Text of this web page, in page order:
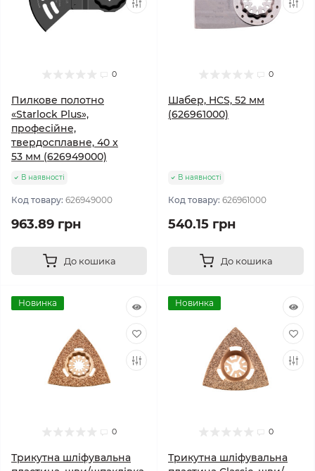
0
Пилкове полотно
«Starlock Plus»,
професійне,
твердосплавне, 40 x
53 мм (626949000)
В наявності
Код товару: 626949000
963.89 грн
До кошика
0
Шабер, HCS, 52 мм
(626961000)
В наявності
Код товару: 626961000
540.15 грн
До кошика
Новинка
0
Трикутна шліфувальна
Новинка
0
Трикутна шліфувальна